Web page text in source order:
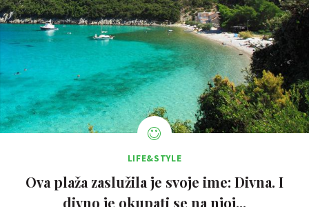
LIFE&STYLE
Ova plaža zaslužila je svoje ime: Divna. I
divno je okupati se na njoj...